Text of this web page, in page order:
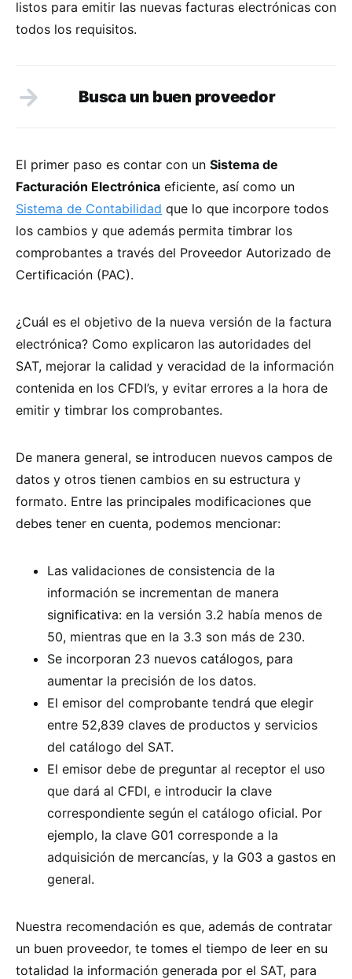
listos para emitir las nuevas facturas electrónicas con
todos los requisitos.
Busca un buen proveedor
El primer paso es contar con un Sistema de
Facturación Electrónica eficiente, así como un
Sistema de Contabilidad que lo que incorpore todos
los cambios y que además permita timbrar los
comprobantes a través del Proveedor Autorizado de
Certificación (PAC).
¿Cuál es el objetivo de la nueva versión de la factura
electrónica? Como explicaron las autoridades del
SAT, mejorar la calidad y veracidad de la información
contenida en los CFDI’s, y evitar errores a la hora de
emitir y timbrar los comprobantes.
De manera general, se introducen nuevos campos de
datos y otros tienen cambios en su estructura y
formato. Entre las principales modificaciones que
debes tener en cuenta, podemos mencionar:
Las validaciones de consistencia de la
información se incrementan de manera
significativa: en la versión 3.2 había menos de
50, mientras que en la 3.3 son más de 230.
Se incorporan 23 nuevos catálogos, para
aumentar la precisión de los datos.
El emisor del comprobante tendrá que elegir
entre 52,839 claves de productos y servicios
del catálogo del SAT.
El emisor debe de preguntar al receptor el uso
que dará al CFDI, e introducir la clave
correspondiente según el catálogo oficial. Por
ejemplo, la clave G01 corresponde a la
adquisición de mercancías, y la G03 a gastos en
general.
Nuestra recomendación es que, además de contratar
un buen proveedor, te tomes el tiempo de leer en su
totalidad la información generada por el SAT, para